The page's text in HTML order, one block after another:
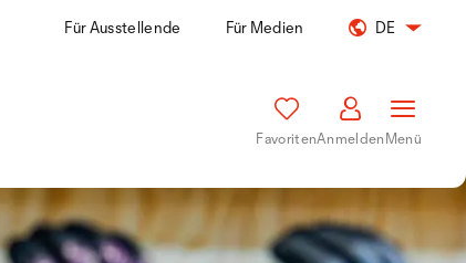
Für Ausstellende Für Medien DE
FavoritenAnmeldenMenü